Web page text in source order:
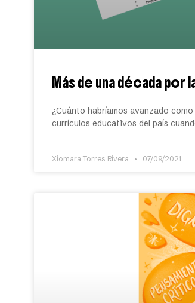
Más de una década
¿Cuánto habríamos avanzado
currículos educativos del país
Xiomara Torres Rivera 07/09/2021